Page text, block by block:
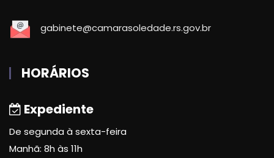
gabinete@camarasoledade.rs.gov.br
HORÁRIOS
Expediente
De segunda à sexta-feira
Manhã: 8h às 11h